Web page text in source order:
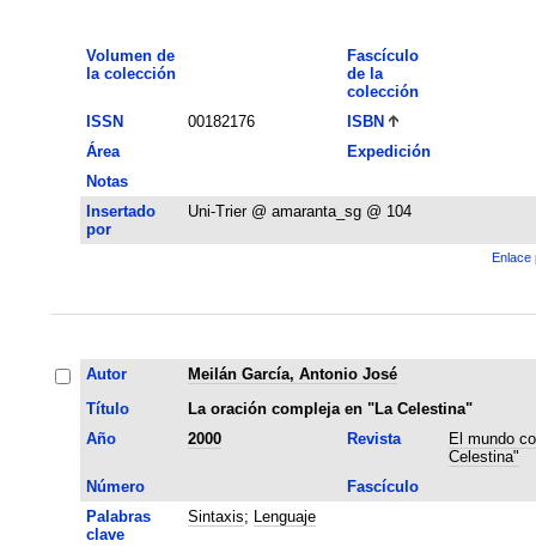
Volumen de
la colección
Fascículo
de la
colección
ISSN
00182176
ISBN
Área
Expedición
Notas
Insertado
por
Uni-Trier @ amaranta_sg @ 104
Enlace
Autor
Meilán García, Antonio José
Título
La oración compleja en "La Celestina"
Año
2000 Revista
El mundo
Celestina"
Número
Fascículo
Palabras
clave
Sintaxis; Lenguaje